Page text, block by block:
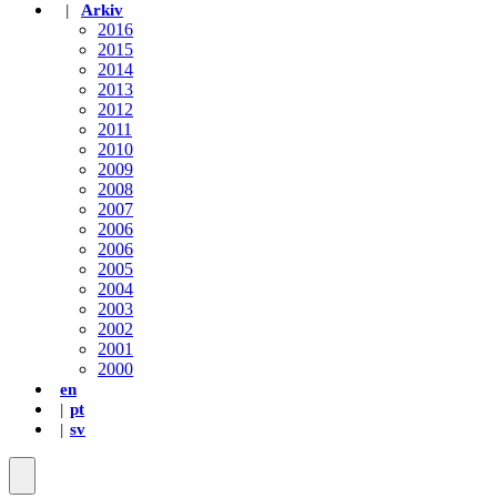
Arkiv
2016
2015
2014
2013
2012
2011
2010
2009
2008
2007
2006
2006
2005
2004
2003
2002
2001
2000
en
pt
sv